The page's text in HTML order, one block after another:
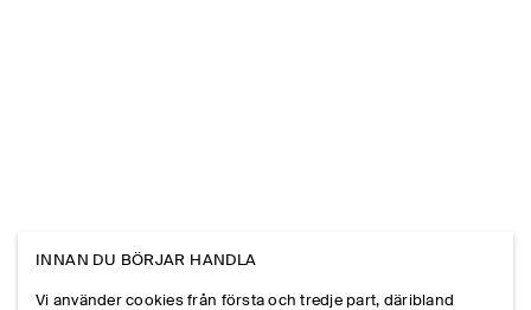
INNAN DU BÖRJAR HANDLA
Vi använder cookies från första och tredje part, däribland